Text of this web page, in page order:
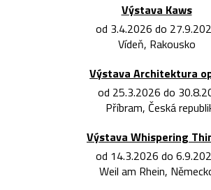
Výstava Kaws
od 3.4.2026 do
Vídeň, Rakousko
Výstava Architektura
od 25.3.2026 do
Příbram, Česká
Výstava Whispering
od 14.3.2026 do
Weil am Rhein,